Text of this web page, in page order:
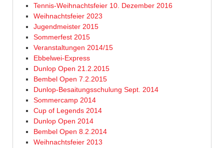
Tennis-Weihnachtsfeier 10. Dezember 2016
Weihnachtsfeier 2023
Jugendmeister 2015
Sommerfest 2015
Veranstaltungen 2014/15
Ebbelwei-Express
Dunlop Open 21.2.2015
Bembel Open 7.2.2015
Dunlop-Besaitungsschulung Sept. 2014
Sommercamp 2014
Cup of Legends 2014
Dunlop Open 2014
Bembel Open 8.2.2014
Weihnachtsfeier 2013